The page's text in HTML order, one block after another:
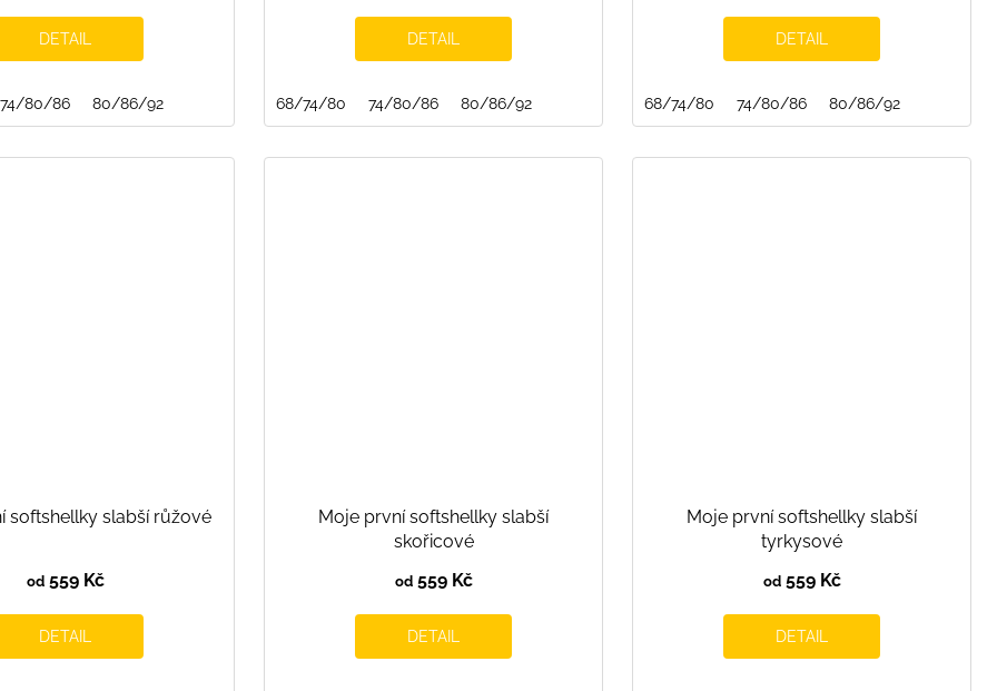
DETAIL
74/80/86 80/86/92
DETAIL
68/74/80 74/80/86 80/86/92
DETAIL
68/74/80 74/80/86 80/86/92
softshellky slabší růžové
od559 Kč
DETAIL
Moje první softshellky slabší
skořicové
od559 Kč
DETAIL
Moje první softshellky slabší
tyrkysové
od559 Kč
DETAIL